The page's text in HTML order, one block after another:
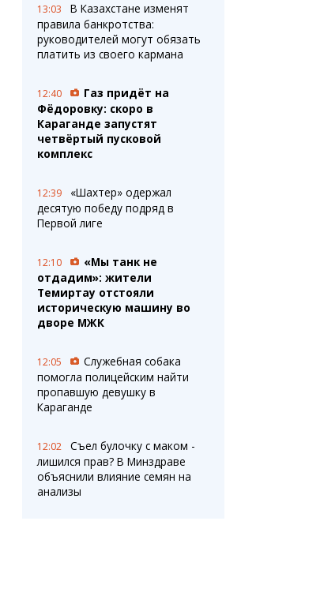
13:03
В Казахстане изменят
правила банкротства:
руководителей могут обязать
платить из своего кармана
12:40
Газ придёт на
Фёдоровку: скоро в
Караганде запустят
четвёртый пусковой
комплекс
12:39
«Шахтер» одержал
десятую победу подряд в
Первой лиге
12:10
«Мы танк не
отдадим»: жители
Темиртау отстояли
историческую машину во
дворе МЖК
12:05
Служебная собака
помогла полицейским найти
пропавшую девушку в
Караганде
12:02
Съел булочку с маком -
лишился прав? В Минздраве
объяснили влияние семян на
анализы